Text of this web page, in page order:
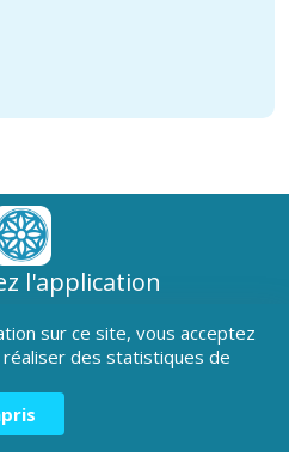
l'application
sur ce site, vous acceptez
des statistiques de